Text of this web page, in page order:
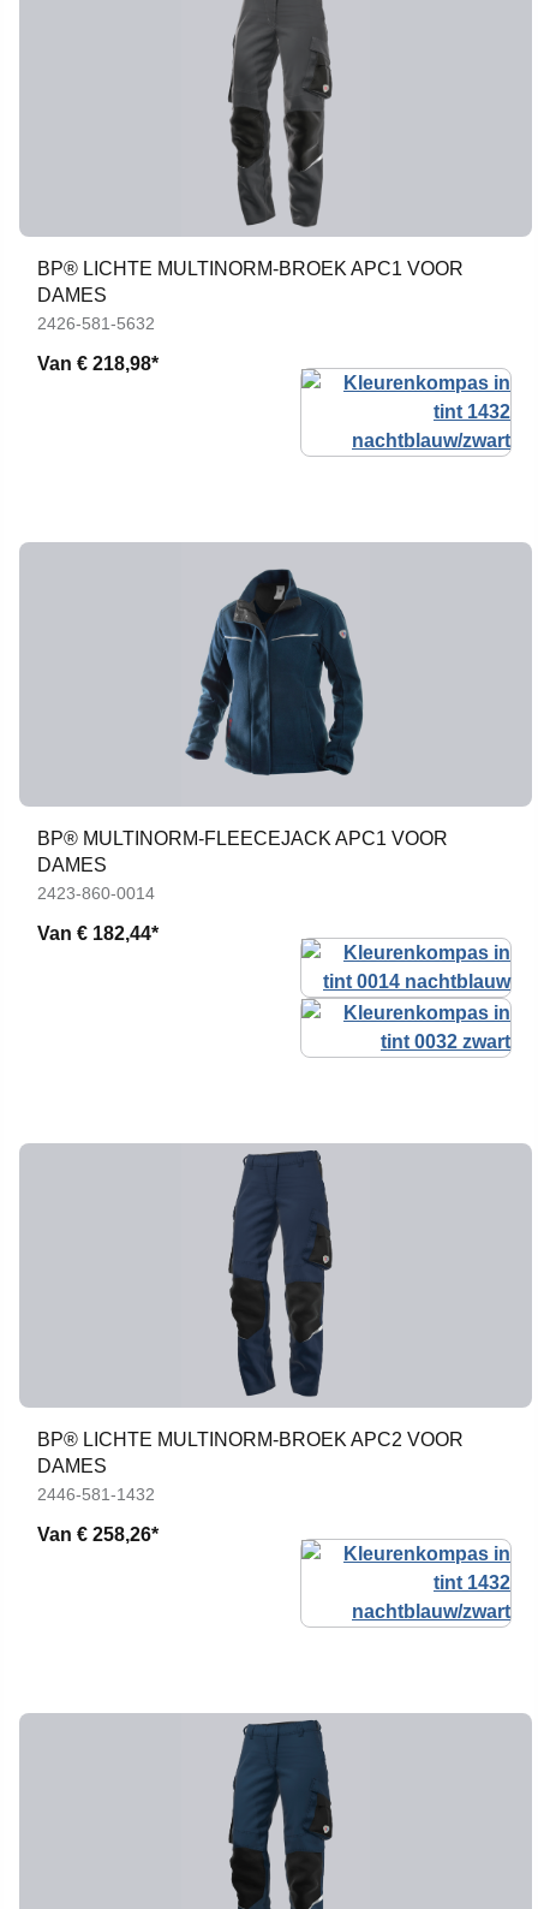
BP® LICHTE MULTINORM-BROEK APC1 VOOR
DAMES
2426-581-5632
Van € 218,98*
BP® MULTINORM-FLEECEJACK APC1 VOOR
DAMES
2423-860-0014
Van € 182,44*
BP® LICHTE MULTINORM-BROEK APC2 VOOR
DAMES
2446-581-1432
Van € 258,26*